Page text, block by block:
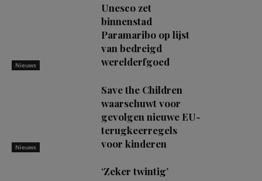
Nieuws
Unesco zet
binnenstad
Paramaribo op lijst
van bedreigd
werelderfgoed
Nieuws
Save the Children
waarschuwt voor
gevolgen nieuwe EU-
terugkeerregels
voor kinderen
‘Zeker twintig’